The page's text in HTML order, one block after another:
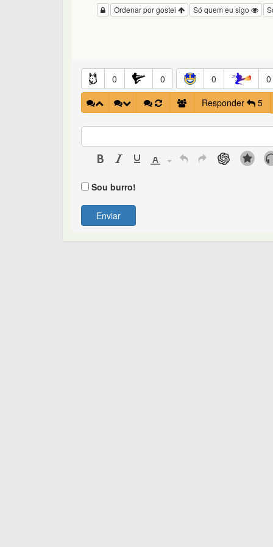
Só quem eu sigo
Ordenar por gostei
0 0 0
0
Responder
5
Sou burro!
Enviar